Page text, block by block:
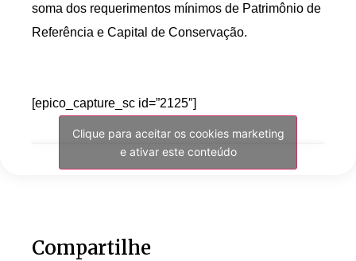
soma dos requerimentos mínimos de Patrimônio de
Referência e Capital de Conservação.
[epico_capture_sc id=”2125″]
Clique para aceitar os cookies marketing
e ativar este conteúdo
Compartilhe